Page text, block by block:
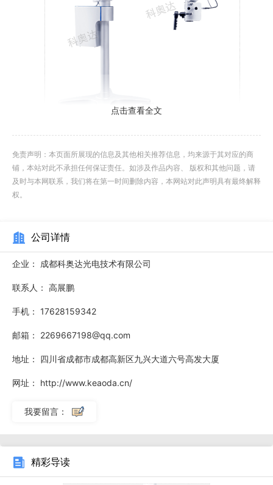
微镜存在的普遍痛点，尤其是在复杂的微创手术中，视野范围
窄、无法灵活调节，会严重影响医护人员的操作，增加手术风
险。部分手术显微镜的视野调节功能不完善，只能固定在单一
察手术区域，容易出现视野盲区，进而导致手术失误，损伤周
围正常组织。例如，脑外科手术中，手术显微镜视野局限，无
限无法观察到骨折部位的细节，导致骨折复位不精细，影响术
后康复。此外，视野局限还会增加手术时间，医护人员需要频
繁调整设备角度，才能观察到不同部位的手术区域，不*降低
手术效率，还会增加患者术中出血和的风险。
点击查看全文
免责声明：本页面所展现的信息及其他相关推荐信息，均来源于其对应的商
铺，本站对此不承担任何保证责任。如涉及作品内容、 版权和其他问题，请
及时与本网联系，我们将在第一时间删除内容，本网站对此声明具有最终解释
权。
公司详情
企业： 成都科奥达光电技术有限公司
联系人： 高展鹏
手机： 17628159342
邮箱： 2269667198@qq.com
地址： 四川省成都市成都高新区九兴大道六号高发大厦
网址： http://www.keaoda.cn/
我要留言：
精彩导读